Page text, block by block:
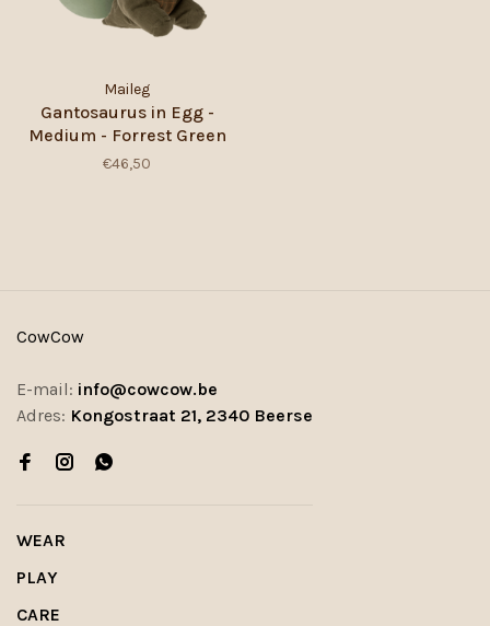
Maileg
Gantosaurus in Egg -
Medium - Forrest Green
€46,50
CowCow
E-mail: info@cowcow.be
Adres: Kongostraat 21, 2340 Beerse
WEAR
PLAY
CARE